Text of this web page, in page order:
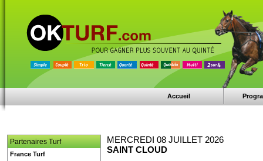
Accueil
MERCREDI 08 JUILLET 2026
SAINT CLOUD
Partenaires Turf
France Turf